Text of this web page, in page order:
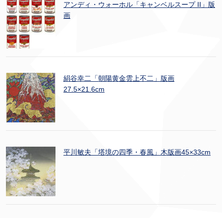
アンディ・ウォーホル「キャンベルスープ II」版
画
絹谷幸二「朝陽黄金雲上不二」版画
27.5×21.6cm
平川敏夫「塔境の四季・春風」木版画45×33cm